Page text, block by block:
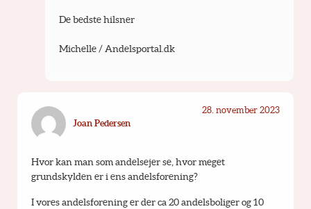
De bedste hilsner
Michelle / Andelsportal.dk
Joan Pedersen
28. november 2023
Hvor kan man som andelsejer se, hvor meget
grundskylden er i ens andelsforening?
I vores andelsforening er der ca 20 andelsboliger og 10